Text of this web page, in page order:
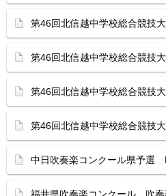
第46回北信越中学校総合競
第46回北信越中学校総合競
第46回北信越中学校総合競技
第46回北信越中学校総合競技
中日吹奏楽コンクール県予選